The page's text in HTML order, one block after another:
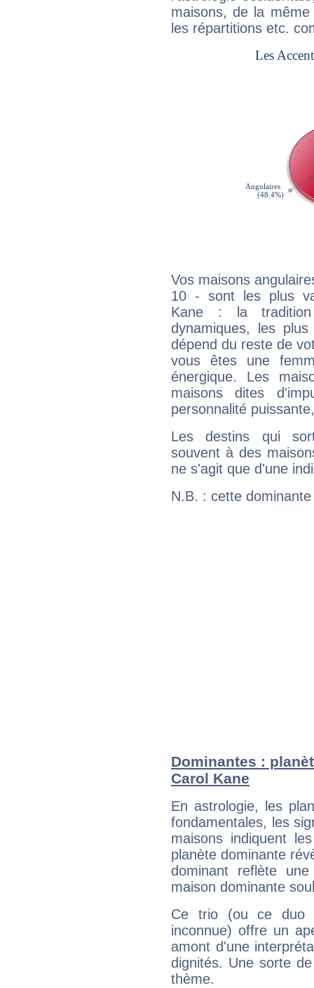
maisons, de la
les répartitions etc.
Vos maisons
10 - sont les plus
Kane : la
dynamiques, les
dépend du reste de
vous êtes une
énergique. Les
maisons dites
personnalité
Les destins qui
souvent à des
ne s'agit que d'une
N.B. : cette
Dominantes :
Carol Kane
En astrologie, les
fondamentales, les
maisons indiquent
planète dominante
dominant reflète
maison dominante
Ce trio (ou ce duo
inconnue) offre un
amont d'une
dignités. Une sorte
thème.